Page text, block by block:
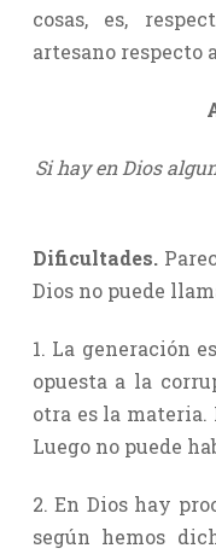
cosas, es,
artesano respecto
Si hay en Dios
Dificultades.
Dios no puede
1. La generación
opuesta a la
otra es la materia.
Luego no puede
2. En Dios hay
según hemos